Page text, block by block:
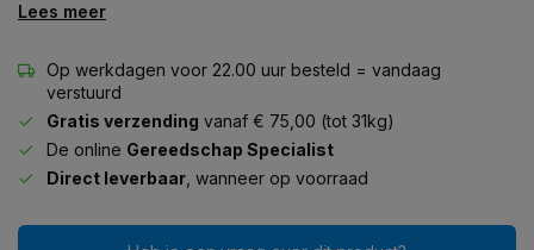
Lees meer
Op werkdagen voor 22.00 uur besteld = vandaag
verstuurd
Gratis verzending vanaf € 75,00 (tot 31kg)
De online Gereedschap Specialist
Direct leverbaar , wanneer op voorraad